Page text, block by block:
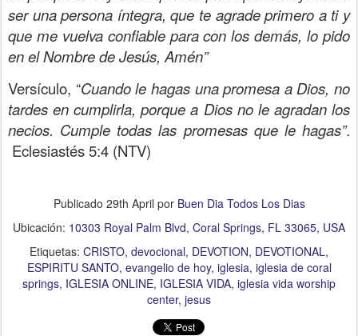
ser una persona íntegra, que te agrade primero a ti y
que me vuelva confiable para con los demás, lo pido
en el Nombre de Jesús, Amén”
Versículo, “Cuando le hagas una promesa a Dios, no
tardes en cumplirla, porque a Dios no le agradan los
necios. Cumple todas las promesas que le hagas”.
Eclesiastés 5:4 (NTV)
Publicado 29th April por Buen Dia Todos Los Dias
Ubicación: 10303 Royal Palm Blvd, Coral Springs, FL 33065, USA
Etiquetas: CRISTO devocional DEVOTION DEVOTIONAL
ESPIRITU SANTO evangelio de hoy iglesia iglesia de coral
springs IGLESIA ONLINE IGLESIA VIDA iglesia vida worship
center jesus